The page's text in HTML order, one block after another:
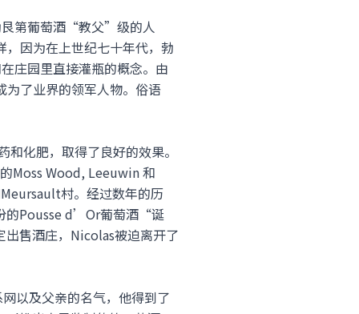
艮第葡萄酒“教父”级的人
因为在上世纪七十年代，勃
庄园里直接灌瓶的概念。由
了业界的领军人物。俗语
化肥，取得了良好的效果。
Moss Wood, Leeuwin 和
村。经过数年的历
的Pousse d’Or葡萄酒“诞
售酒庄，Nicolas被迫离开了
以及父亲的名气，他得到了